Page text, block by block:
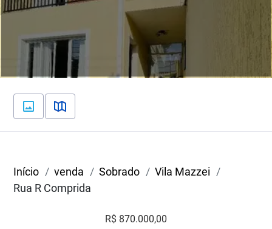
Início venda Sobrado
Vila Mazzei
Rua R Comprida
R$ 870.000,00